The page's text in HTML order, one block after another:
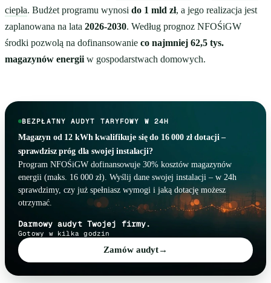
ciepła. Budżet programu wynosi do 1 mld zł, a jego realizacja jest
zaplanowana na lata 2026-2030. Według prognoz NFOŚiGW
środki pozwolą na dofinansowanie co najmniej 62,5 tys.
magazynów energii w gospodarstwach domowych.
BEZPŁATNY AUDYT TARYFOWY W 24H
Magazyn od 12 kWh kwalifikuje się do 16 000 zł dotacji –
sprawdzisz próg dla swojej instalacji?
Program NFOŚiGW dofinansowuje 30% kosztów magazynów
energii (maks. 16 000 zł). Wyślij dane swojej instalacji – w 24h
sprawdzimy, czy już spełniasz wymogi i jaką dotację możesz
otrzymać.
Zamów audyt→
Darmowy audyt Twojej firmy.
Gotowy w kilka godzin